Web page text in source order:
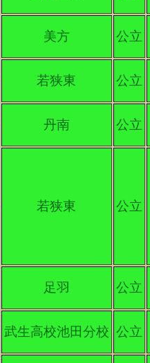
美方 公立
若狭東 公立
丹南 公立
若狭東 公立
足羽 公立
武生高校池田分校 公立